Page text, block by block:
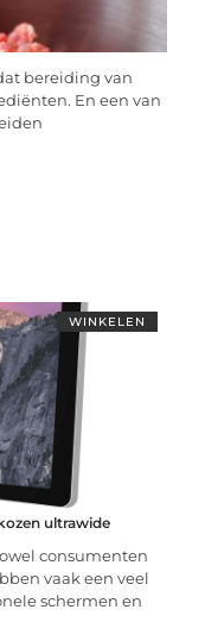
bereiding van
En een van
WINKELEN
ultrawide
consumenten
vaak een veel
schermen en